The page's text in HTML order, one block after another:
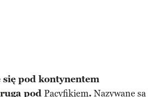
pod kontynentem
pod Pacyfikiem. Nazywane są